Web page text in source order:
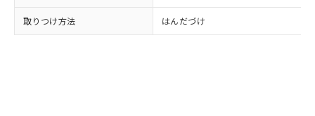
取りつけ方法 はんだづけ
お客様が当ウェブサイト上で当社にご
登録された部品リストについて、当社
※3 非含有証明書ダウンロード